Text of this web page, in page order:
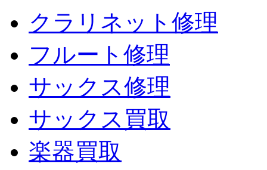
クラリネット修理
フルート修理
サックス修理
サックス買取
楽器買取